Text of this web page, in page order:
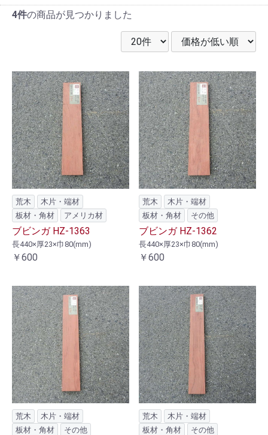
4件の商品が見つかりました
荒木
木片・端材
板材・角材
アメリカ材
ブビンガ HZ-1363
長440×厚23×巾80(mm)
￥600
荒木
木片・端材
板材・角材
その他
ブビンガ HZ-1362
長440×厚23×巾80(mm)
￥600
荒木
木片・端材
板材・角材
その他
荒木
木片・端材
板材・角材
その他